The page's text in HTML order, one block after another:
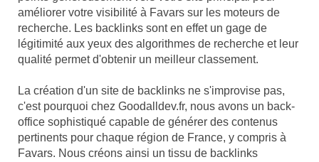
améliorer votre visibilité à Favars sur les moteurs de
recherche. Les backlinks sont en effet un gage de
légitimité aux yeux des algorithmes de recherche et leur
qualité permet d'obtenir un meilleur classement.
La création d'un site de backlinks ne s'improvise pas,
c'est pourquoi chez Goodalldev.fr, nous avons un back-
office sophistiqué capable de générer des contenus
pertinents pour chaque région de France, y compris à
Favars. Nous créons ainsi un tissu de backlinks